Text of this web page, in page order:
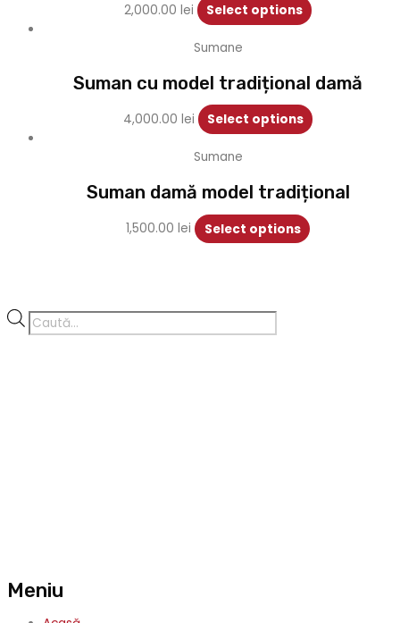
2,000.00 lei Select options
Sumane
Suman cu model tradițional damă
4,000.00 lei Select options
Sumane
Suman damă model tradițional
1,500.00lei Select options
Products
search
Meniu